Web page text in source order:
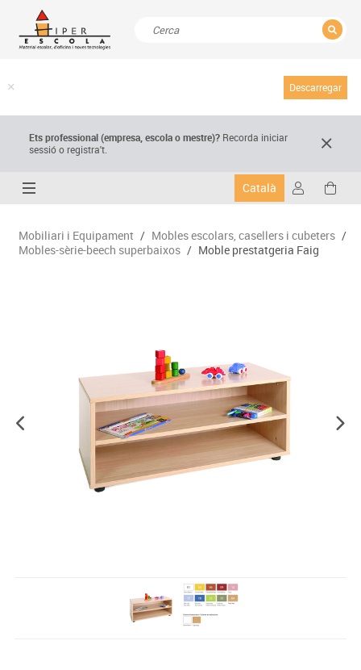
Descarregar
Ets professional (empresa,escola o mestre)? Recorda iniciar
sessió o registra't.
Català
Mobiliari i Equipament / Mobles escolars, casellers i cubeters /
Mobles-sèrie-beech superbaixos / Moble prestatgeria Faig